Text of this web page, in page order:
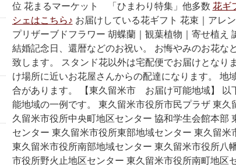
位 花まるマーケット 「ひまわり特集」他多数 花ギ
シェはこちら♪ お届けしている花ギフト 花束｜アレ
プリザーブドフラワー 胡蝶蘭｜観葉植物｜寄せ植え
結婚記念日、還暦などのお祝い。 お悔やみのお花
致します。 スタンド花以外は宅配便でお届けとなり
け場所に近いお花屋さんからの配達になります。 地
合があります。 【東久留米市 お届け可能地域】 以
能地域の一例です。 東久留米市役所市民プラザ 東久
久留米市役所中央町地区センター 協和学生会館本部
センター 東久留米市役所東部地域センター 東久留米
東久留米市役所南部地域センター 東久留米市役所八
市役所野火止地区センター 東久留米市役所南町地区